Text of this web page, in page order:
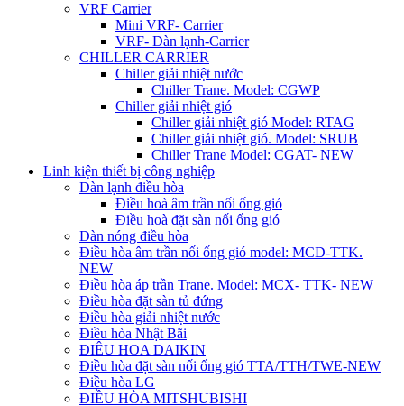
VRF Carrier
Mini VRF- Carrier
VRF- Dàn lạnh-Carrier
CHILLER CARRIER
Chiller giải nhiệt nước
Chiller Trane. Model: CGWP
Chiller giải nhiệt gió
Chiller giải nhiệt gió Model: RTAG
Chiller giải nhiệt gió. Model: SRUB
Chiller Trane Model: CGAT- NEW
Linh kiện thiết bị công nghiệp
Dàn lạnh điều hòa
Điều hoà âm trần nối ống gió
Điều hoà đặt sàn nối ống gió
Dàn nóng điều hòa
Điều hòa âm trần nối ống gió model: MCD-TTK.
NEW
Điều hòa áp trần Trane. Model: MCX- TTK- NEW
Điều hòa đặt sàn tủ đứng
Điều hòa giải nhiệt nước
Điều hòa Nhật Bãi
ĐIÊU HOA DAIKIN
Điều hòa đặt sàn nối ống gió TTA/TTH/TWE-NEW
Điều hòa LG
ĐIỀU HÒA MITSHUBISHI